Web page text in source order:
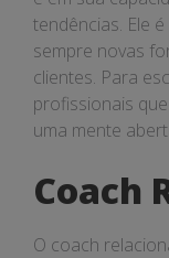
tendências. Ele
sempre novas
clientes. Para
profissionais
uma mente
Coach
O coach